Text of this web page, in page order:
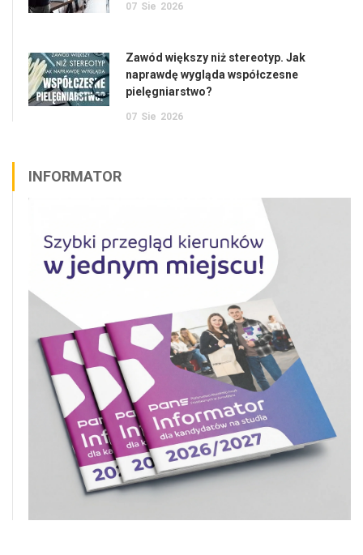
07 Sie 2026
Zawód większy niż stereotyp. Jak
naprawdę wygląda współczesne
pielęgniarstwo?
07 Sie 2026
INFORMATOR